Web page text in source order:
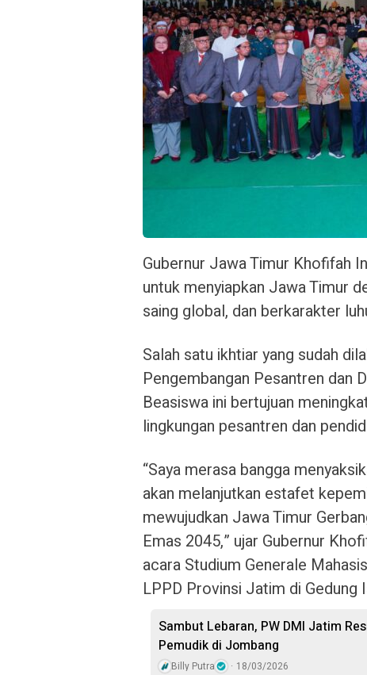
Gubernur Jawa Timur Khofifah
untuk menyiapkan Jawa Timur
saing global, dan berkarakter
Salah satu ikhtiar yang sudah
Pengembangan Pesantren dan
Beasiswa ini bertujuan
lingkungan pesantren dan
“Saya merasa bangga
akan melanjutkan estafet
mewujudkan Jawa Timur
Emas 2045,” ujar Gubernur
acara Studium Generale
LPPD Provinsi Jatim di
Sambut Lebaran, PW DMI Jatim
Pemudik di Jombang
Billy Putra 18/03/2026